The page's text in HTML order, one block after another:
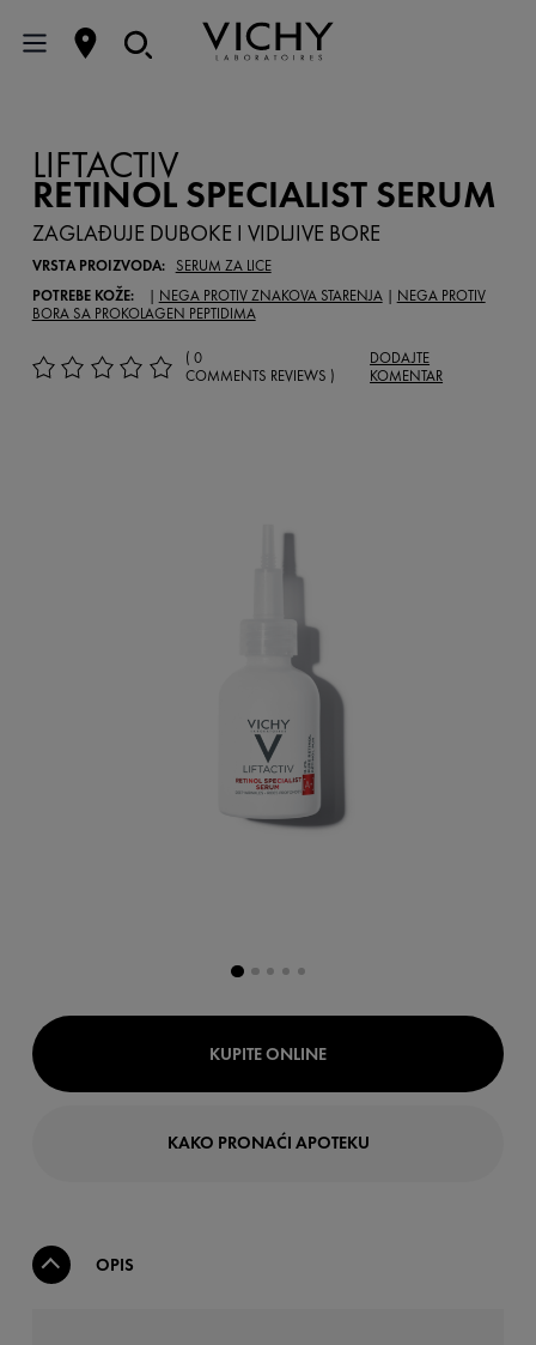
LIFTACTIV
RETINOL SPECIALIST SERUM
ZAGLAĐUJE DUBOKE I VIDLJIVE BORE
VRSTA PROIZVODA:
SERUM ZA LICE
POTREBE KOŽE:
| NEGA PROTIV ZNAKOVA STARENJA| NEGA PROTIV
BORA SA PROKOLAGEN PEPTIDIMA
( 0
COMMENTS REVIEWS )
DODAJTE
KOMENTAR
KUPITE ONLINE
KAKO PRONAĆI APOTEKU
OPIS